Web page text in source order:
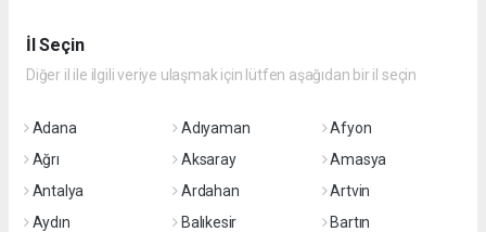
İl Seçin
Diğer il ile ilgili veriye ulaşmak için lütfen aşağıdan bir il seçin
Adana Adıyaman
Afyon
Ağrı
Aksaray
Amasya
Antalya
Ardahan
Artvin
Aydın
Balıkesir
Bartın